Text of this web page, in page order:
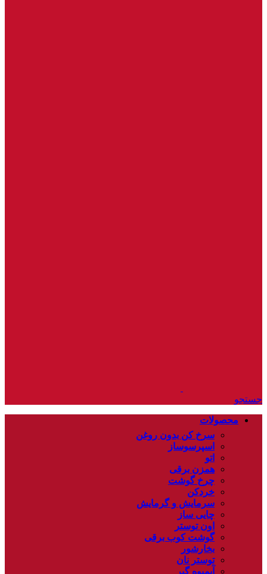
جستجو
محصولات
سرخ کن بدون روغن
اسپرسوساز
اتو
همزن برقی
چرخ گوشت
خردکن
سرمایش و گرمایش
چایی ساز
اون توستر
گوشت کوب برقی
بخارشور
توستر نان
آبمیوه گیر